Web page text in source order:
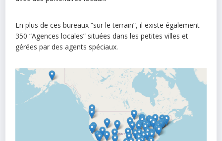
En plus de ces bureaux “sur le terrain”, il existe également
350 “Agences locales” situées dans les petites villes et
gérées par des agents spéciaux.